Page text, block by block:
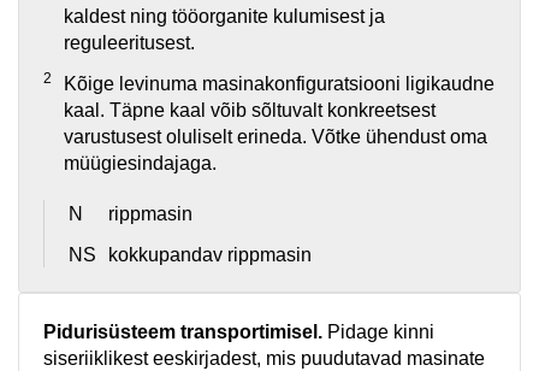
kaldest ning tööorganite kulumisest ja
reguleeritusest.
2
Kõige levinuma masinakonfiguratsiooni ligikaudne
kaal. Täpne kaal võib sõltuvalt konkreetsest
varustusest oluliselt erineda. Võtke ühendust oma
müügiesindajaga.
N
rippmasin
NS
kokkupandav rippmasin
Pidurisüsteem transportimisel. Pidage kinni
siseriiklikest eeskirjadest, mis puudutavad masinate